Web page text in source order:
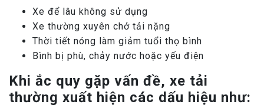
Xe để lâu không sử dụng
Xe thường xuyên chở tải nặng
Thời tiết nóng làm giảm tuổi thọ bình
Bình bị phù, chảy nước hoặc yếu điện
Khi ắc quy gặp vấn đề, xe tải
thường xuất hiện các dấu hiệu như: